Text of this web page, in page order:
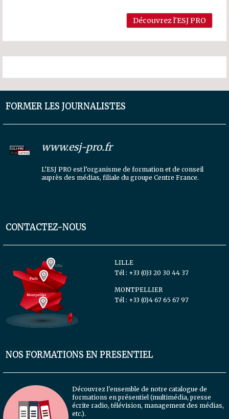
Découvrez l'ESJ PRO
FORMER LES JOURNALISTES
www.esj-pro.fr
L’ESJ PRO est l’organisme de formation et de conseil
auprès des médias, filiale du groupe Centre France.
CONTACTEZ-NOUS
LILLE
Tél : +33 (0)3 20 30 44 37
MONTPELLIER
Tél : +33 (0)4 67 65 67 97
NOS FORMATIONS EN PRESENTIEL
Découvrez l'ensemble de notre catalogue de
formations en présentiel(multimédia, presse
écrite radio, télévision, management des médias,
etc.).